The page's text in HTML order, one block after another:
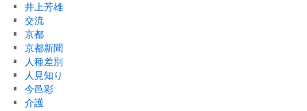
井上芳雄
交流
京都
京都新聞
人種差別
人見知り
今邑彩
介護